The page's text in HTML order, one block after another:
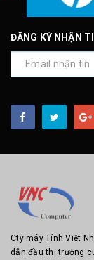
ĐĂNG KÝ NHẬN
Cty máy Tính Việt
dẫn đầu thị trường